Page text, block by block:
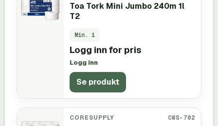
Toa Tork Mini Jumbo 240m 1l
T2
Min. 1
Logg inn for pris
Logg inn
Se produkt
CORESUPPLY CWS-702